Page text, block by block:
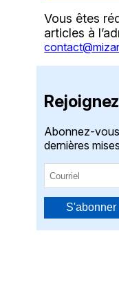
Vous êtes
articles à
Abonnez-
dernières
S'abonner